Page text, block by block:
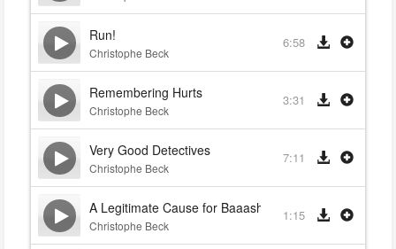
Run!
Christophe Beck
6:58
Remembering Hurts
Christophe Beck
3:31
Very Good Detectives
Christophe Beck
7:11
A Legitimate Cause for Baaashing
Christophe Beck
1:15